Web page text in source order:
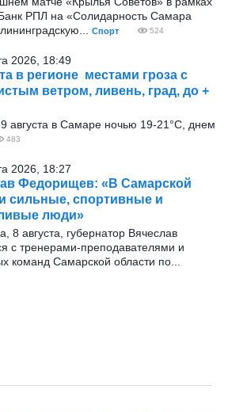
РПЛ на «Солидарность Самара
Спорт 524
2026, 18:49
в регионе местами гроза с
ветром, ливень, град, до +
августа в Самаре ночью 19-21°С, днем
483
2026, 18:27
Федорищев: «В Самарской
сильные, спортивные и
люди»
8 августа, губернатор Вячеслав
с тренерами-преподавателями и
команд Самарской области по...